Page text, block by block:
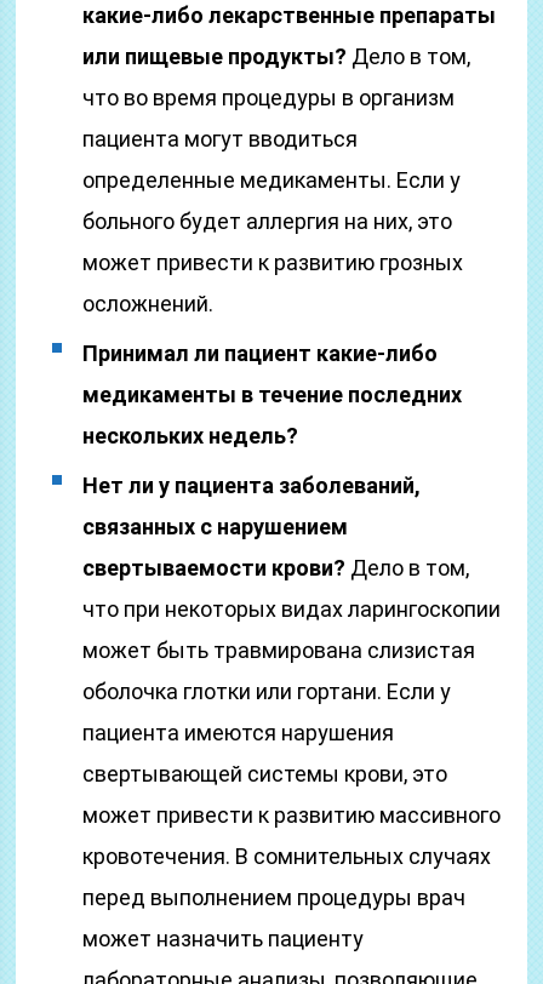
какие-либо лекарственные препараты
или пищевые продукты? Дело в том,
что во время процедуры в организм
пациента могут вводиться
определенные медикаменты. Если у
больного будет аллергия на них, это
может привести к развитию грозных
осложнений.
Принимал ли пациент какие-либо
медикаменты в течение последних
нескольких недель?
Нет ли у пациента заболеваний,
связанных с нарушением
свертываемости крови? Дело в том,
что при некоторых видах ларингоскопии
может быть травмирована слизистая
оболочка глотки или гортани. Если у
пациента имеются нарушения
свертывающей системы крови, это
может привести к развитию массивного
кровотечения. В сомнительных случаях
перед выполнением процедуры врач
может назначить пациенту